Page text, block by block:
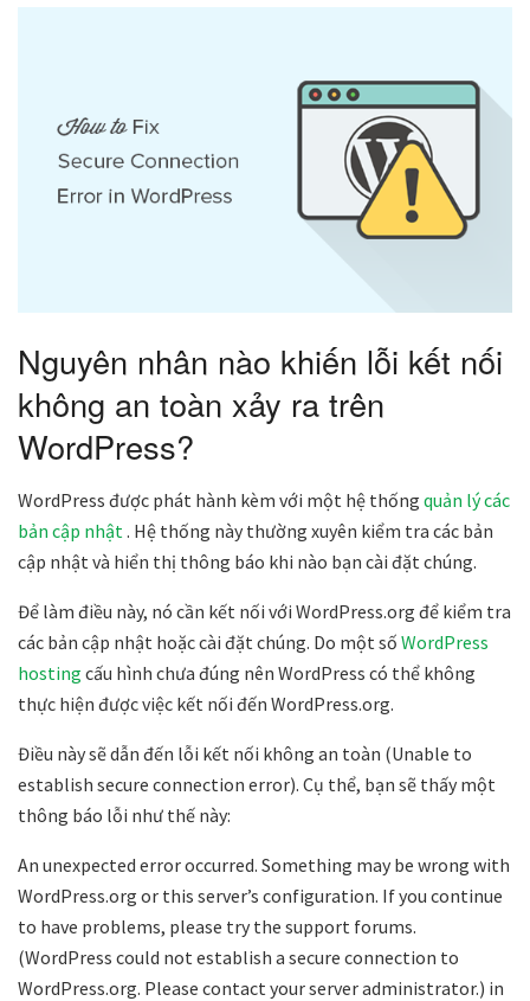
Nguyên nhân nào khiến lỗi kết nối
không an toàn xảy ra trên
WordPress?
WordPress được phát hành kèm với một hệ thống quản lý các
bản cập nhật . Hệ thống này thường xuyên kiểm tra các bản
cập nhật và hiển thị thông báo khi nào bạn cài đặt chúng.
Để làm điều này, nó cần kết nối với WordPress.org để kiểm tra
các bản cập nhật hoặc cài đặt chúng. Do một số WordPress
hosting cấu hình chưa đúng nên WordPress có thể không
thực hiện được việc kết nối đến WordPress.org.
Điều này sẽ dẫn đến lỗi kết nối không an toàn (Unable to
establish secure connection error). Cụ thể, bạn sẽ thấy một
thông báo lỗi như thế này:
An unexpected error occurred. Something may be wrong with
WordPress.org or this server’s configuration. If you continue
to have problems, please try the support forums.
(WordPress could not establish a secure connection to
WordPress.org. Please contact your server administrator.) in